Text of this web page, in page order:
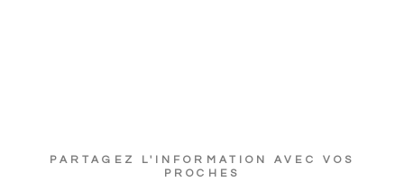
PARTAGEZ L'INFORMATION AVEC VOS
PROCHES